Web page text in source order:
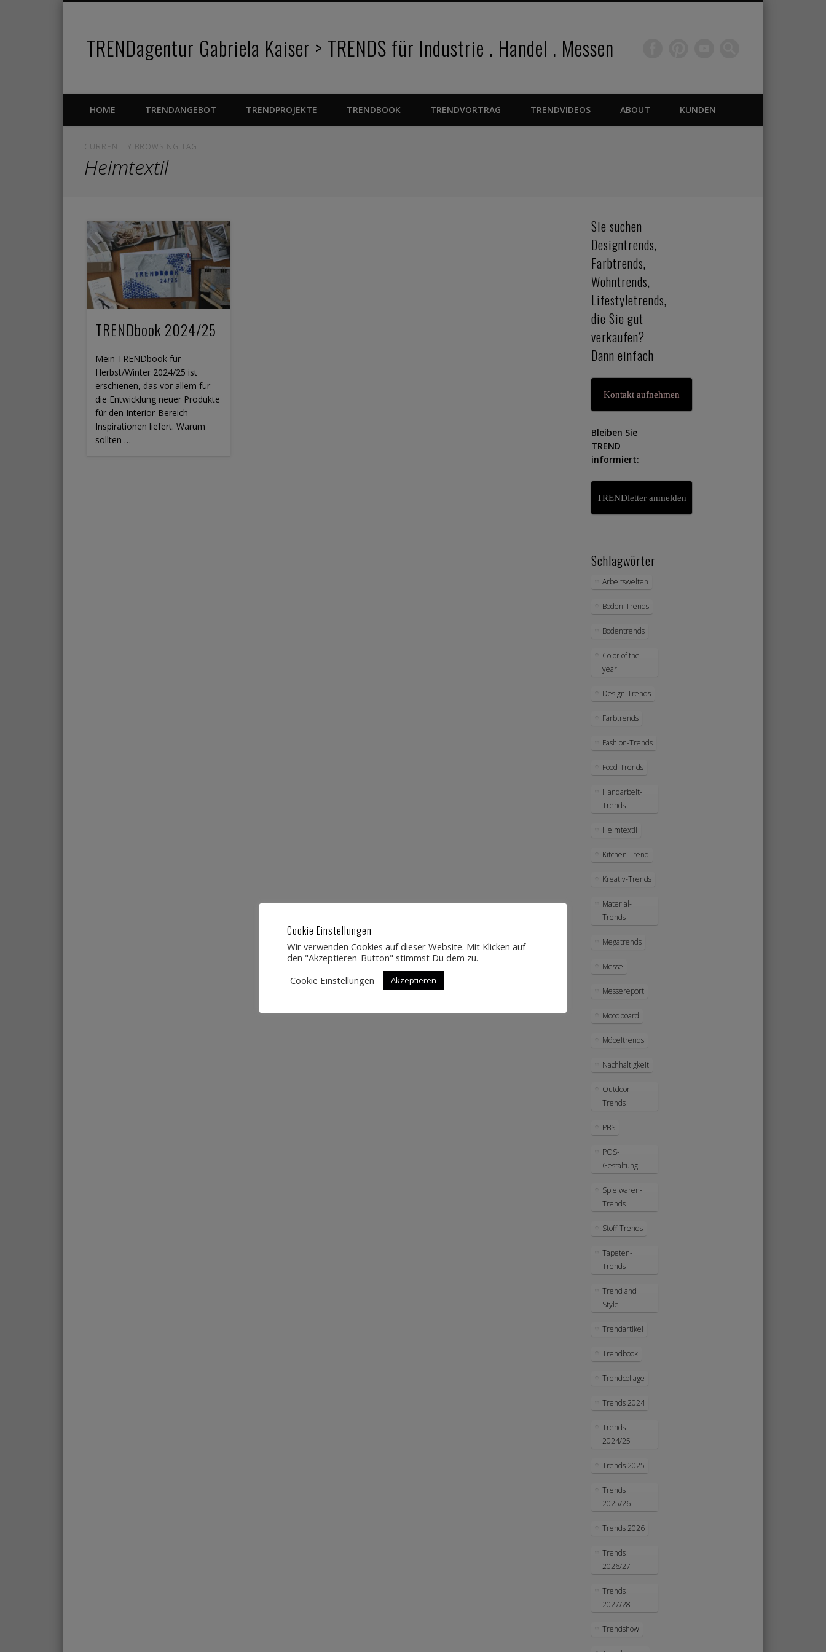
TRENDagentur Gabriela Kaiser > TRENDS für Industrie . Handel . Messen
PinterestVimeo
HOME TRENDANGEBOT TRENDPROJEKTE TRENDBOOK TRENDVORTRAG TRENDVIDEOS ABOUT KUNDEN
CURRENTLY BROWSING TAG
Heimtextil
TRENDbook 2024/25
Mein TRENDbook für
Herbst/Winter 2024/25 ist
erschienen, das vor allem für
die Entwicklung neuer Produkte
für den Interior-Bereich
Inspirationen liefert. Warum
sollten …
Sie suchen
Designtrends,
Farbtrends,
Wohntrends,
Lifestyletrends,
die Sie gut
verkaufen?
Dann einfach
Kontakt aufnehmen
Bleiben Sie
TREND
informiert:
TRENDletter anmelden
Schlagwörter
Arbeitswelten
Boden-Trends
Bodentrends
Color of the
year
Design-Trends
Farbtrends
Fashion-Trends
Food-Trends
Handarbeit-
Trends
Heimtextil
Kitchen Trend
Kreativ-Trends
Material-
Trends
Megatrends
Messe
Messereport
Moodboard
Möbeltrends
Nachhaltigkeit
Outdoor-
Trends
PBS
POS-
Gestaltung
Spielwaren-
Trends
Stoff-Trends
Tapeten-
Trends
Trend and
Style
Trendartikel
Trendbook
Trendcollage
Trends 2024
Trends
2024/25
Trends 2025
Trends
2025/26
Trends 2026
Trends
2026/27
Trends
2027/28
Trendshow
Cookie Einstellungen
Wir verwenden Cookies auf dieser Website. Mit Klicken auf
den "Akzeptieren-Button" stimmst Du dem zu.
Cookie Einstellungen
Akzeptieren